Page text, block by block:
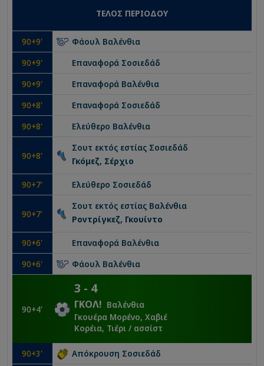
ΤΕΛΟΣ ΠΕΡΙΟΔΟΥ
90+9' Φάουλ Βαλένθια
90+9' Επαναφορά Σοσιεδάδ
90+9' Επαναφορά Βαλένθια
90+8' Επαναφορά Σοσιεδάδ
90+8' Ελεύθερο Βαλένθια
90+8'
Σουτ εκτός εστίας Σοσιεδάδ
Γκόμεζ, Σέρχιο
90+7' Ελεύθερο Σοσιεδάδ
90+7'
Σουτ εκτός εστίας Βαλένθια
Ροντρίγκεζ, Γκουίντο
90+6' Επαναφορά Βαλένθια
90+6' Φάουλ Βαλένθια
90+4'
3 - 4
ΓΚΟΛ! Βαλένθια
Γκουέρα Μορένο, Χαβιέ
Κορέια, Τιέρι / ασσίστ
90+3' Απόκρουση Σοσιεδάδ